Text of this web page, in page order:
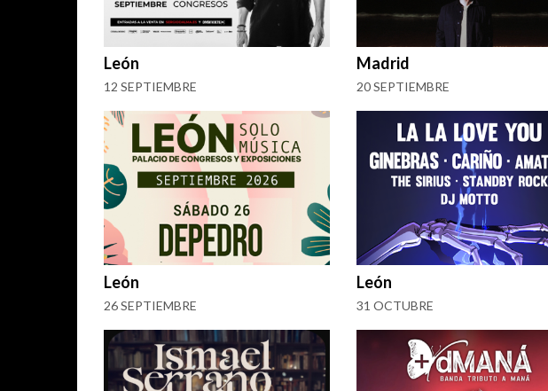
León
12 SEPTIEMBRE
Madrid
20 SEPTIEMBRE
León
26 SEPTIEMBRE
León
31 OCTUBRE